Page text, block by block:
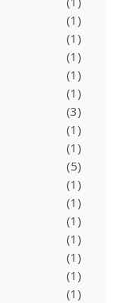
(1)
(1)
(1)
(1)
(1)
(3)
(1)
(1)
(5)
(1)
(1)
(1)
(1)
(1)
(1)
(1)